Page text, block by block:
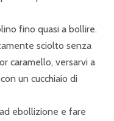
fino quasi a bollire.
sciolto senza
caramello, versarvi a
un cucchiaio di
ebollizione e fare